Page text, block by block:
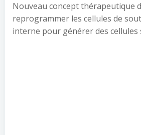
Nouveau concept thérapeutique
reprogrammer les cellules de
interne pour générer des cellules